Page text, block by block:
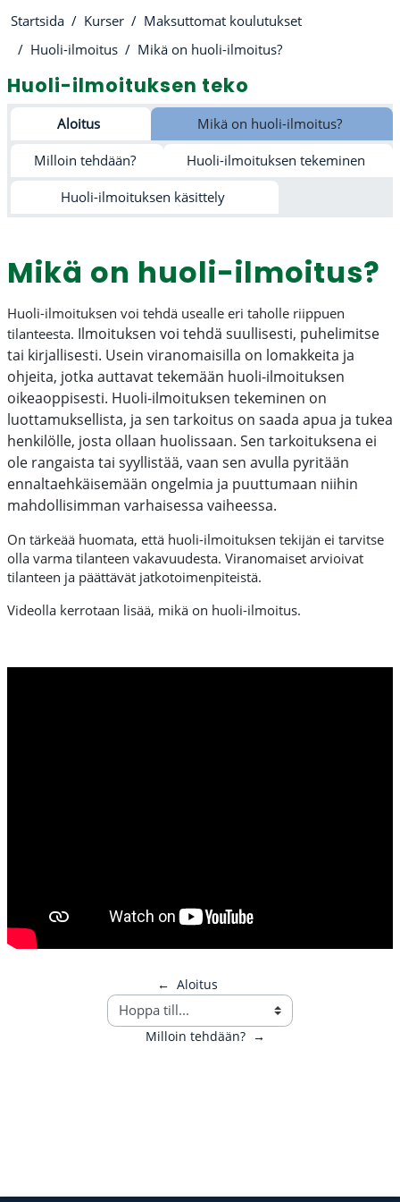
Startsida Kurser
Maksuttomat koulutukset
Huoli-ilmoitus
Mikä on huoli-ilmoitus?
Huoli-ilmoituksen teko
Avsnittsöversikt
Aloitus Mikä on huoli-ilmoitus?
Milloin tehdään? Huoli-ilmoituksen tekeminen
Huoli-ilmoituksen käsittely
Mikä on huoli-ilmoitus?
Huoli-ilmoituksen voi tehdä usealle eri taholle riippuen
tilanteesta. Ilmoituksen voi tehdä suullisesti, puhelimitse
tai kirjallisesti. Usein viranomaisilla on lomakkeita ja
ohjeita, jotka auttavat tekemään huoli-ilmoituksen
oikeaoppisesti. Huoli-ilmoituksen tekeminen on
luottamuksellista, ja sen tarkoitus on saada apua ja tukea
henkilölle, josta ollaan huolissaan. Sen tarkoituksena ei
ole rangaista tai syyllistää, vaan sen avulla pyritään
ennaltaehkäisemään ongelmia ja puuttumaan niihin
mahdollisimman varhaisessa vaiheessa.
On tärkeää huomata, että huoli-ilmoituksen tekijän ei tarvitse
olla varma tilanteen vakavuudesta. Viranomaiset arvioivat
tilanteen ja päättävät jatkotoimenpiteistä.
Videolla kerrotaan lisää, mikä on huoli-ilmoitus.
← Aloitus
→
Milloin tehdään?